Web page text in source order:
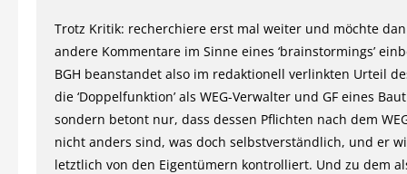
Trotz Kritik: recherchiere erst mal weiter und möchte
andere Kommentare im Sinne eines ‘brainstormings’
BGH beanstandet also im redaktionell verlinkten Urteil
die ‘Doppelfunktion’ als WEG-Verwalter und GF eines
sondern betont nur, dass dessen Pflichten nach dem
nicht anders sind, was doch selbstverständlich, und er
letztlich von den Eigentümern kontrolliert. Und zu dem